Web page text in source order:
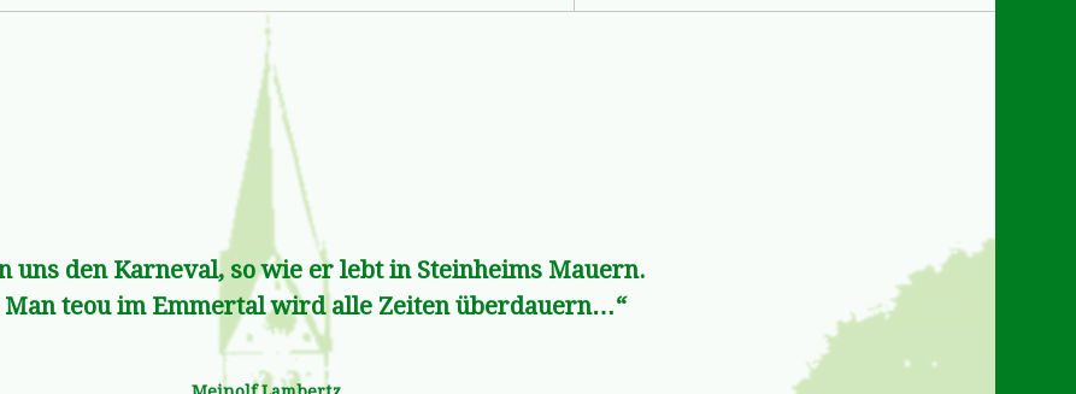
uns den Karneval, so wie er lebt in Steinheims Mauern.
Man teou im Emmertal wird alle Zeiten überdauern…“